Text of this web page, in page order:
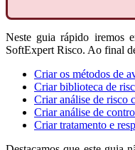
Neste guia rápido iremos
SoftExpert Risco. Ao final
Criar os métodos de
Criar biblioteca de
Criar análise de risco
Criar análise de
Criar tratamento e